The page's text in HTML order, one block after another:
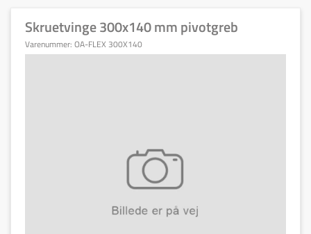
Skruetvinge 300x140 mm pivotgreb
Varenummer: OA-FLEX 300X140